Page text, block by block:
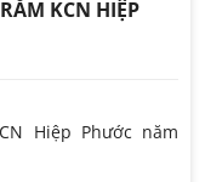
KCN HIỆP
Hiệp Phước năm